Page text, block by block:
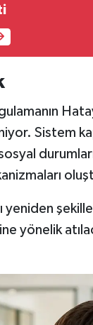
Sistem
yeniden
yönelik